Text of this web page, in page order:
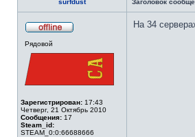
surfdust
Заголовок
сети
Рядовой
Зарегистрирован: 17:43
Четверг, 21 Октябрь 2010
Сообщения: 17
Steam_id:
STEAM_0:0:66688666
На 34